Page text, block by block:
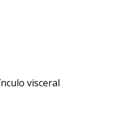
visceral